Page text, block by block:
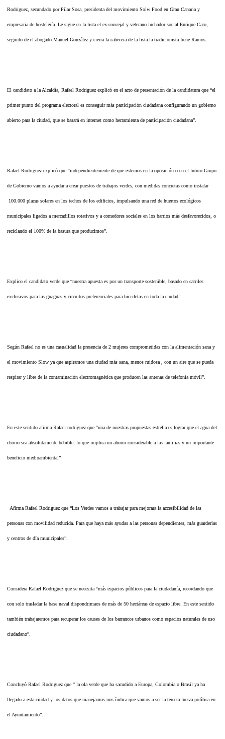
Rodriguez, secundado por Pilar Sosa, presidenta del movimiento Solw Food en Gran Canaria y
empresaria de hostelería. Le sigue en la lista el ex-concejal y veterano luchador social Enrique Caro,
seguido de el abogado Manuel González y cierra la cabecera de la lista la tradicionista Irene Ramos.
El candidato a la Alcaldía, Rafael Rodriguez explicó en el acto de presentación de la candidatura que “el
primer punto del programa electoral es conseguir más participación ciudadana configurando un gobierno
abierto para la ciudad, que se basará en internet como herramienta de participación ciudadana”.
Rafael Rodriguez explicó que “independientemente de que estemos en la oposición o en el futuro Grupo
de Gobierno vamos a ayudar a crear puestos de trabajos verdes, con medidas concretas como instalar
100.000 placas solares en los techos de los edificios, impulsando una red de huertos ecológicos
municipales ligados a mercadillos rotativos y a comedores sociales en los barrios más desfavorecidos, o
reciclando el 100% de la basura que producimos”.
Explico el candidato verde que “nuestra apuesta es por un transporte sostenible, basado en carriles
exclusivos para las guaguas y circuitos preferenciales para bicicletas en toda la ciudad”.
Según Rafael no es una casualidad la presencia de 2 mujeres comprometidas con la alimentación sana y
el movimiento Slow ya que aspiramos una ciudad más sana, menos ruidosa , con un aire que se pueda
respirar y libre de la contaminación electromagnética que producen las antenas de telefonía móvil”.
En este sentido afirma Rafael rodriguez que “una de nuestras propuestas estrella es lograr que el agua del
chorro sea absolutamente bebible, lo que implica un ahorro considerable a las familias y un importante
beneficio medioambiental”
Afirma Rafael Rodriguez que “Los Verdes vamos a trabajar para mejorara la accesibilidad de las
personas con movilidad reducida. Para que haya más ayudas a las personas dependientes, más guarderías
y centros de día municipales”.
Considera Rafael Rodriguez que se necesita “más espacios públicos para la ciudadanía, recordando que
con solo trasladar la base naval dispondrimaos de más de 50 hectáreas de espacio libre. En este sentido
también trabajaremos para recuperar los causes de los barrancos urbanos como espacios naturales de uso
ciudadano”.
Concluyó Rafael Rodriguez que “ la ola verde que ha sacudido a Europa, Colombia o Brasil ya ha
llegado a esta ciudad y los datos que manejamos nos índica que vamos a ser la tercera fuerza política en
el Ayuntamiento”.